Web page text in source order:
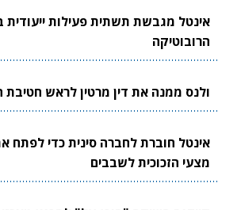
אינטל מגבשת תשתית פעילות ייעודית
הרובוטיקה
ולנס ממנה את דין מרטין לראש חטיבת
אינטל חוברת לחברה סינית כדי לפתח
מצעי הזכוכית לשבבים